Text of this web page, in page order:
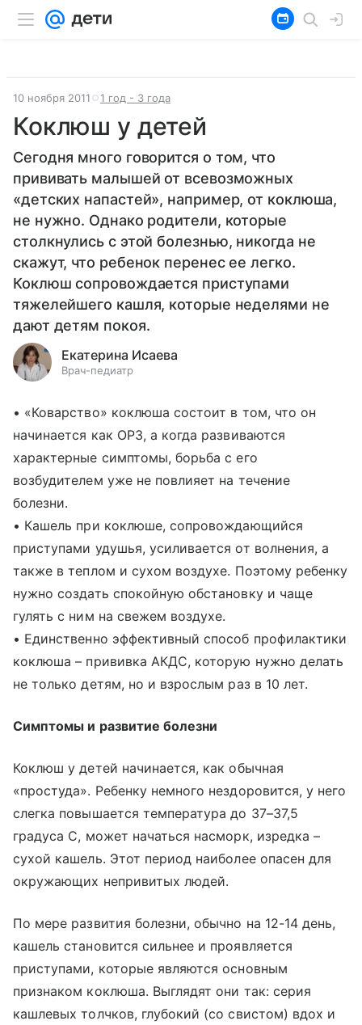
10 ноября 2011 1 год - 3 года
Коклюш у детей
Сегодня много говорится о том, что
прививать малышей от всевозможных
«детских напастей», например, от коклюша,
не нужно. Однако родители, которые
столкнулись с этой болезнью, никогда не
скажут, что ребенок перенес ее легко.
Коклюш сопровождается приступами
тяжелейшего кашля, которые неделями не
дают детям покоя.
Екатерина Исаева
Врач-педиатр
• «Коварство» коклюша состоит в том, что он
начинается как ОРЗ, а когда развиваются
характерные симптомы, борьба с его
возбудителем уже не повлияет на течение
болезни.
• Кашель при коклюше, сопровождающийся
приступами удушья, усиливается от волнения, а
также в теплом и сухом воздухе. Поэтому ребенку
нужно создать спокойную обстановку и чаще
гулять с ним на свежем воздухе.
• Единственно эффективный способ профилактики
коклюша – прививка АКДС, которую нужно делать
не только детям, но и взрослым раз в 10 лет.
Симптомы и развитие болезни
Коклюш у детей начинается, как обычная
«простуда». Ребенку немного нездоровится, у него
слегка повышается температура до 37–37,5
градуса С, может начаться насморк, изредка –
сухой кашель. Этот период наиболее опасен для
окружающих непривитых людей.
По мере развития болезни, обычно на 12-14 день,
кашель становится сильнее и проявляется
приступами, которые являются основным
признаком коклюша. Выглядят они так: серия
кашлевых толчков, глубокий (со свистом) вдох и